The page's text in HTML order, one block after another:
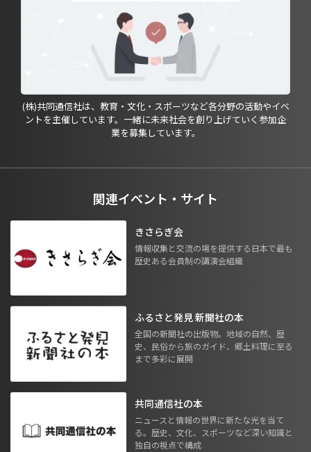
(株)共同通信社は、教育・文化・スポーツなど各分野の活動やイベ
ントを主催しています。一緒に未来社会を創り上げていく参加企
業を募集しています。
関連イベント・サイト
きさらぎ会
情報収集と交流の場を提供する日本で最も
歴史ある会員制の講演会組織
ふるさと発見 新聞社の本
全国の新聞社の出版物。地域の自然、歴
史、民俗から旅のガイド、郷土料理に至る
まで多彩に展開
共同通信社の本
ニュースと情報の世界に新たな光を当て
る。歴史、文化、スポーツなど深い知識と
独自の視点で構成